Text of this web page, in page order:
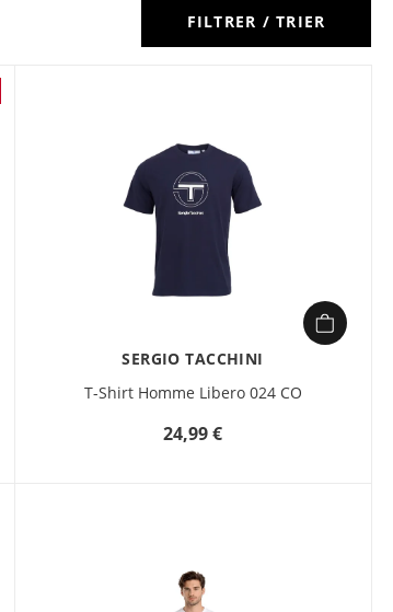
FILTRER / TRIER
SERGIO TACCHINI
T-Shirt Homme Libero 024 CO
24,99 €